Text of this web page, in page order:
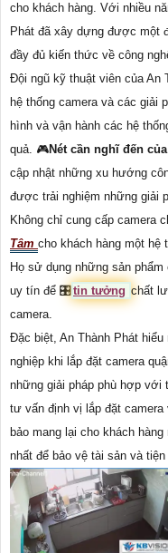
cho khách hàng. Với nhiều
Phát đã xây dựng được một
đầy đủ kiến thức về công
Đội ngũ kỹ thuật viên của An
hệ thống camera và các giải
hình và vận hành các hệ
quả. 🎮Nét cần nghĩ đến
cập nhật những xu hướng
được trải nghiệm những giải
Không chỉ cung cấp camera
Tâm cho khách hàng một hệ
Họ sử dụng những sản
uy tín để 🎛 tin tưởng chất
camera.
Đặc biệt, An Thành Phát hiểu
nghiệp khi lắp đặt camera
những giải pháp phù hợp
tư vấn định vị lắp đặt camera
bảo mang lại cho khách
nhất để bảo vệ tài sản và